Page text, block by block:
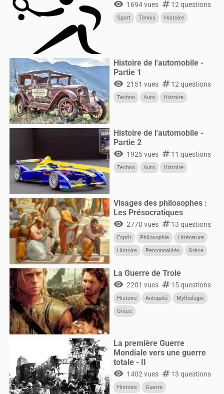
visibility 1694 vues numbers12 questions
Sport Tennis Histoire
Histoire de l'automobile -
Partie 1
visibility 2151 vues numbers12 questions
Techno Auto Histoire
Histoire de l'automobile -
Partie 2
visibility 1925 vues numbers11 questions
Techno Auto Histoire
Visages des philosophes :
Les Présocratiques
visibility 2770 vues numbers13 questions
Esprit Philosophie
Littérature
Histoire
Personnalités Grèce
La Guerre de Troie
visibility 2201 vues numbers15 questions
Histoire Antiquité
Mythologie
Grèce
La première Guerre
Mondiale vers une guerre
totale - II
visibility 1402 vues numbers13 questions
Histoire Guerre